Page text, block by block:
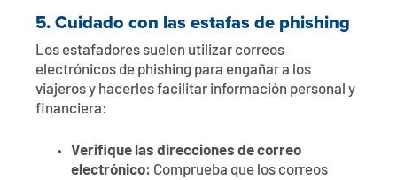
5.Cuidado con las estafas de phishing
Los estafadores suelen utilizar correos
electrónicos de phishing para engañar a los
viajeros y hacerles facilitar información personal y
financiera:
Verifique las direcciones de correo
electrónico: Comprueba que los correos